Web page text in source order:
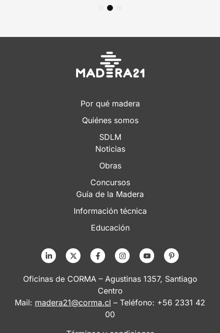
Por qué madera
Quiénes somos
SDLM
Noticias
Obras
Concursos
Guía de la Madera
Información técnica
Educación
Oficinas de CORMA – Agustinas 1357, Santiago
Centro
Mail: madera21@corma.cl – Teléfono: +56 2331 42
00